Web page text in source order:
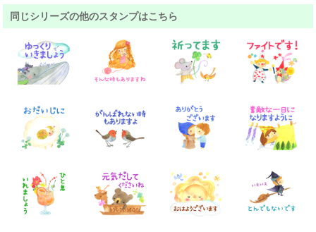
同じシリーズの他のスタンプはこちら